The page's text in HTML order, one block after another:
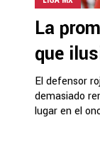
La
que
El defensor
demasiado
lugar en el